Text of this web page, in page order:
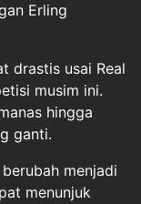
Erling
drastis usai Real
musim ini.
hingga
ganti.
menjadi
menunjuk